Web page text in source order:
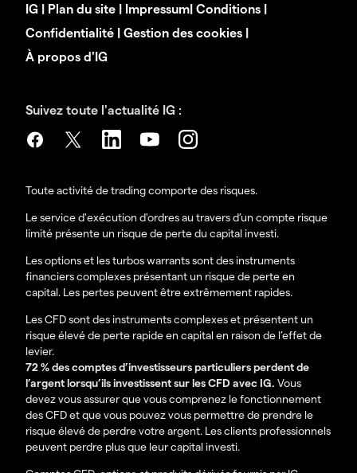
IG | Plan du site | Impressum| Conditions |
Confidentialité | Gestion des cookies |
À propos d'IG
Suivez toute l'actualité IG :
Toute activité de trading comporte des risques.
Le service d'exécution d'ordres au travers d’un compte risque
limité présente un risque de perte du capital investi.
Les options et les turbos warrants sont des instruments
financiers complexes présentant un risque de perte en
capital. Les pertes peuvent être extrêmement rapides.
Les CFD sont des instruments complexes et présentent un
risque élevé de perte rapide en capital en raison de l’effet de
levier.
72 % des comptes d’investisseurs particuliers perdent de
l’argent lorsqu’ils investissent sur les CFD avec IG. Vous
devez vous assurer que vous comprenez le fonctionnement
des CFD et que vous pouvez vous permettre de prendre le
risque élevé de perdre votre argent. Les clients professionnels
peuvent perdre plus que leur capital investi.